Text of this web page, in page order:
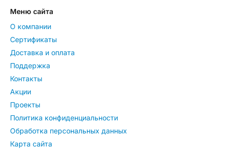
Меню сайта
О компании
Сертификаты
Доставка и оплата
Поддержка
Контакты
Акции
Проекты
Политика конфиденциальности
Обработка персональных данных
Карта сайта